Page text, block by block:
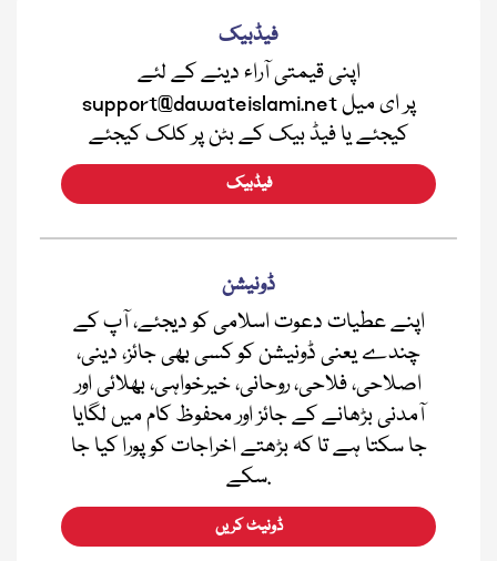
فیڈبیک
اپنی قیمتی آراء دینے کے لئے
support@dawateislami.net پر ای میل
کیجئے یا فیڈ بیک کے بٹن پر کلک کیجئے
فیڈبیک
ڈونیشن
اپنے عطیات دعوت اسلامی کو دیجئے، آپ کے
چندے یعنی ڈونیشن کو کسی بھی جائز، دینی،
اصلاحی، فلاحی، روحانی، خیرخواہی، بھلائی اور
آمدنی بڑھانے کے جائز اور محفوظ کام میں لگایا
جا سکتا ہے تا کہ بڑھتے اخراجات کو پورا کیا جا
سکے.
ڈونیٹ کریں